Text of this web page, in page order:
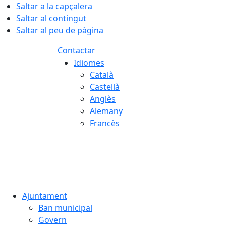
Saltar a la capçalera
Saltar al contingut
Saltar al peu de pàgina
Contactar
Idiomes
Català
Castellà
Anglès
Alemany
Francès
Ajuntament
Ban municipal
Govern